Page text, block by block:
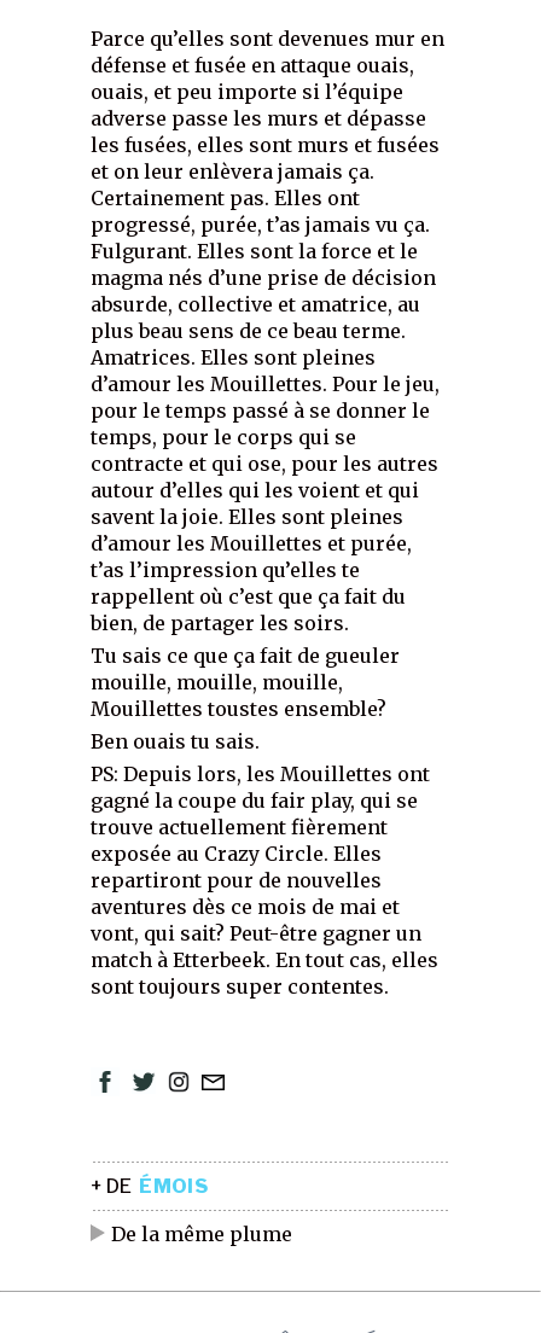
Parce qu’elles sont devenues mur en
défense et fusée en attaque ouais,
ouais, et peu importe si l’équipe
adverse passe les murs et dépasse
les fusées, elles sont murs et fusées
et on leur enlèvera jamais ça.
Certainement pas. Elles ont
progressé, purée, t’as jamais vu ça.
Fulgurant. Elles sont la force et le
magma nés d’une prise de décision
absurde, collective et amatrice, au
plus beau sens de ce beau terme.
Amatrices. Elles sont pleines
d’amour les Mouillettes. Pour le jeu,
pour le temps passé à se donner le
temps, pour le corps qui se
contracte et qui ose, pour les autres
autour d’elles qui les voient et qui
savent la joie. Elles sont pleines
d’amour les Mouillettes et purée,
t’as l’impression qu’elles te
rappellent où c’est que ça fait du
bien, de partager les soirs.
Tu sais ce que ça fait de gueuler
mouille, mouille, mouille,
Mouillettes toustes ensemble?
Ben ouais tu sais.
PS: Depuis lors, les Mouillettes ont
gagné la coupe du fair play, qui se
trouve actuellement fièrement
exposée au Crazy Circle. Elles
repartiront pour de nouvelles
aventures dès ce mois de mai et
vont, qui sait? Peut-être gagner un
match à Etterbeek. En tout cas, elles
sont toujours super contentes.
+ DE ÉMOIS
De la même plume